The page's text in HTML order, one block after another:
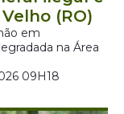
(RO)
em
na Área
09H18